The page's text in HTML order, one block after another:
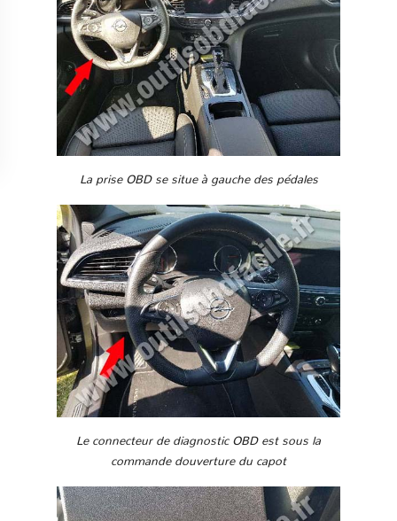
La prise OBD se situe à gauche des pédales
Le connecteur de diagnostic OBD est sous la
commande douverture du capot